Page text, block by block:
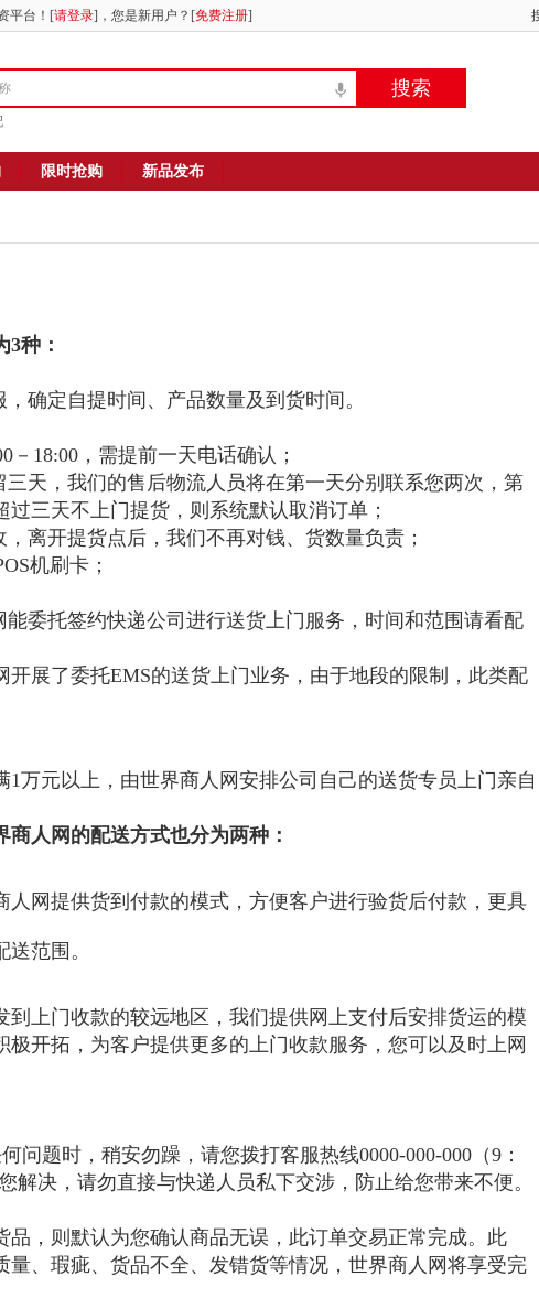
平台！[请登录]，您是新用户？[免费注册]
限时抢购 新品发布
3种：
确定自提时间、产品数量及到货时间。
－ 18:00 ，需提前一天电话确认；
天，我们的售后物流人员将在第一天分别联系您两次，第
三天不上门提货，则系统默认取消订单；
离开提货点后，我们不再对钱、货数量负责；
机刷卡；
能委托签约快递公司进行送货上门服务，时间和范围请看配
开展了委托EMS的送货上门业务，由于地段的限制，此类配
1万元以上，由世界商人网安排公司自己的送货专员上门亲自
商人网的配送方式也分为两种：
人网提供货到付款的模式，方便客户进行验货后付款，更具
范围。
到上门收款的较远地区，我们提供网上支付后安排货运的模
极开拓，为客户提供更多的上门收款服务，您可以及时上网
问题时，稍安勿躁，请您拨打客服热线0000-000-000 （9 ：
解决，请勿直接与快递人员私下交涉，防止给您带来不便。
品，则默认为您确认商品无误，此订单交易正常完成。此
、瑕疵、货品不全、发错货等情况， 世界商人网将享受完